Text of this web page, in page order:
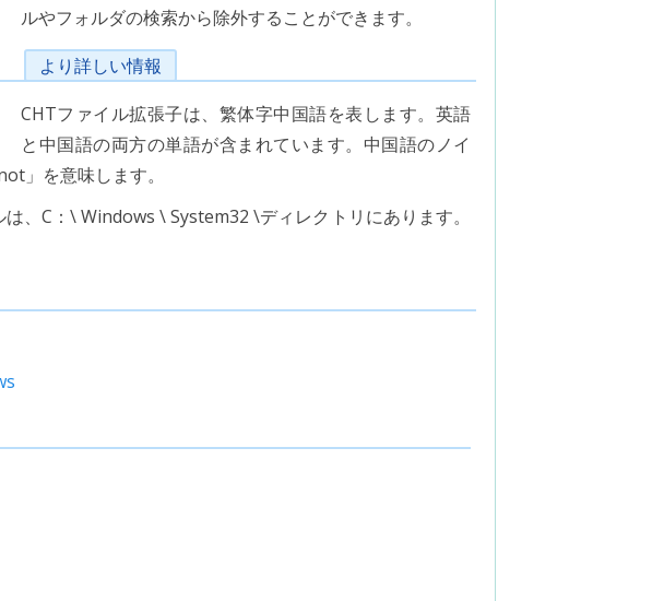
ルやフォルダの検索から除外することができます。
より詳しい情報
CHTファイル拡張子は、繁体字中国語を表します。英語
と中国語の両方の単語が含まれています。中国語のノイ
」を意味します。
、C：\ Windows \ System32 \ディレクトリにあります。